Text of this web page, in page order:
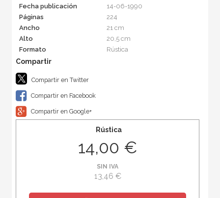
Fecha publicación
14-06-1990
Páginas
224
Ancho
21 cm
Alto
20,5 cm
Formato
Rústica
Compartir en Twitter
Compartir en Facebook
Compartir en Google+
Rústica
14,00 €
SIN IVA
13,46 €